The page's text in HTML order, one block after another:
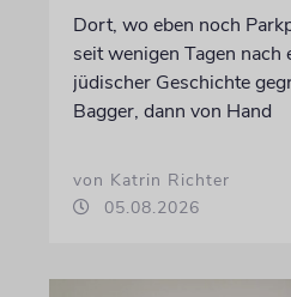
Dort, wo eben noch
seit wenigen Tagen nach
jüdischer Geschichte
Bagger, dann von Hand
von Katrin Richter
05.08.2026